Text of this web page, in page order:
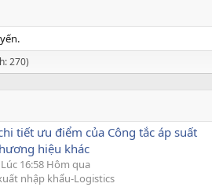
270)
tiết ưu điểm của Công tắc áp suất
hiệu khác
Lúc 16:58 Hôm qua
nhập khẩu-Logistics